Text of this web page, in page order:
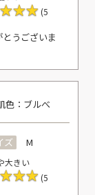
(5
うございま
色：ブルべ
ズ M
大きい
(5